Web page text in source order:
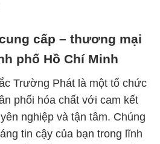
cấp – thương mại
phố Hồ Chí Minh
Trường Phát là một tổ chức
phối hóa chất với cam kết
nghiệp và tận tâm. Chúng
tin cậy của bạn trong lĩnh